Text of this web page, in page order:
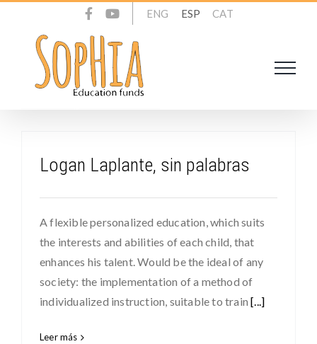
content
ENG ESP CAT
Logan Laplante, sin palabras
A flexible personalized education, which suits
the interests and abilities of each child, that
enhances his talent. Would be the ideal of any
society: the implementation of a method of
individualized instruction, suitable to train[...]
Leer más